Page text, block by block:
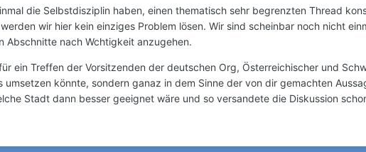
die Selbstdisziplin haben, einen thematisch sehr begrenzten Thread
wir hier kein einziges Problem lösen. Wir sind scheinbar noch nicht
Abschnitte nach Wchtigkeit anzugehen.
ein Treffen der Vorsitzenden der deutschen Org, Österreichischer und
könnte, sondern ganaz in dem Sinne der von dir gemachten
Stadt dann besser geeignet wäre und so versandete die Diskussion